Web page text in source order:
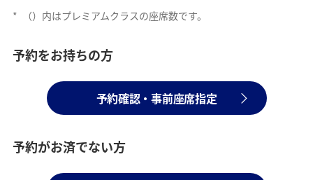
* （）内はプレミアムクラスの座席数です。
予約をお持ちの方
予約確認・事前座席指定
予約がお済でない方